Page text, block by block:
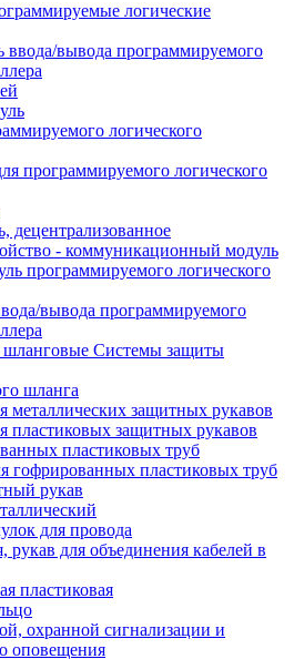
логические
ввода/вывода программируемого
логического
программируемого логического
децентрализованное
- коммуникационный модуль
программируемого логического
вывода программируемого
Системы защиты
шланга
металлических защитных рукавов
пластиковых защитных рукавов
пластиковых труб
гофрированных пластиковых труб
рукав
для провода
для объединения кабелей в
пластиковая